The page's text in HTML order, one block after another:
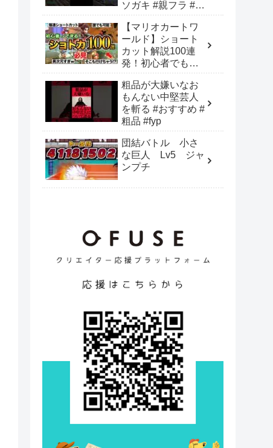
ソガキ #親フラ #お
めにのりたい
【マリオカートワ
ールド】ショート
カット解説100連
発！初心者でも失
スのショトカ
【NISCあり】
粗品が大嫌いなお
もんない中堅芸人
を斬る #おすすめ #
粗品 #fyp
団結バトル 小さ
な巨人 Lv5 ジャ
ンプチ